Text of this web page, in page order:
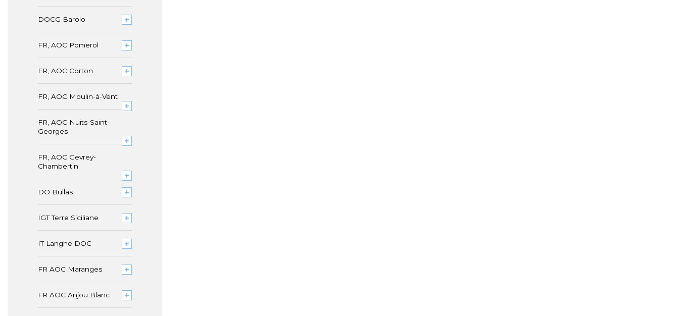
DOCG Barolo
FR, AOC Pomerol
FR, AOC Corton
FR, AOC Moulin-à-Vent
FR, AOC Nuits-Saint-
Georges
FR, AOC Gevrey-
Chambertin
DO Bullas
IGT Terre Siciliane
IT Langhe DOC
FR AOC Maranges
FR AOC Anjou Blanc